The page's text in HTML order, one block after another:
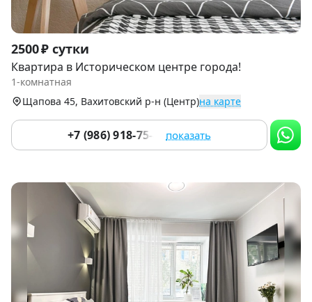
Item
1
of
2500 ₽ сутки
Квартира в Историческом центре города!
1-комнатная
Щапова 45, Вахитовский р-н (Центр)на карте
+7 (986) 918-75-46 показать